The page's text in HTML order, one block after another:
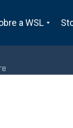
a WSL